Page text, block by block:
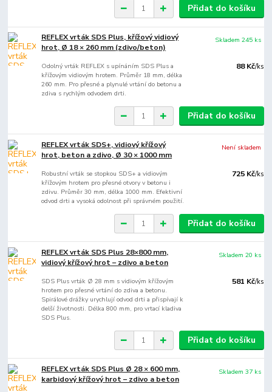
Přidat do košíku
REFLEX vrták SDS Plus, křížový vidiový
hrot, Ø 18 × 260 mm (zdivo/beton)
Odolný vrták REFLEX s upínáním SDS Plus a
křížovým vidiovým hrotem. Průměr 18 mm, délka
260 mm. Pro přesné a plynulé vrtání do betonu a
zdiva s rychlým odvodem drti.
88 Kč/ks
Skladem 245 ks
Přidat do košíku
REFLEX vrták SDS+, vidiový křížový
hrot, beton a zdivo, Ø 30 × 1000 mm
Robustní vrták se stopkou SDS+ a vidiovým
křížovým hrotem pro přesné otvory v betonu i
zdivu. Průměr 30 mm, délka 1000 mm. Efektivní
odvod drti a vysoká odolnost při správném použití.
725 Kč/ks
Není skladem
Přidat do košíku
REFLEX vrták SDS Plus 28×800 mm,
vidiový křížový hrot – zdivo a beton
SDS Plus vrták Ø 28 mm s vidiovým křížovým
hrotem pro přesné vrtání do zdiva a betonu.
Spirálové drážky urychlují odvod drti a přispívají k
delší životnosti. Délka 800 mm, pro vrtací kladiva
SDS Plus.
581 Kč/ks
Skladem 20 ks
Přidat do košíku
REFLEX vrták SDS Plus Ø 28 × 600 mm,
karbidový křížový hrot – zdivo a beton
Skladem 37 ks